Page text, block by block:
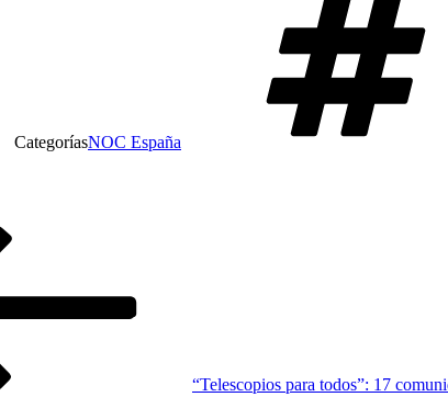
CategoríasNOC España
“Telescopios para todos”: 17